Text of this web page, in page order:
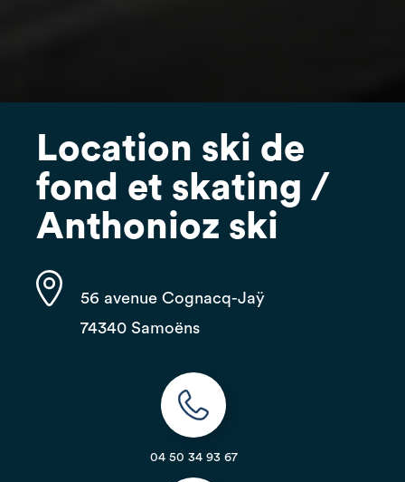
Location ski de
fond et skating /
Anthonioz ski
56 avenue Cognacq-Jaÿ
74340 Samoëns
04 50 34 93 67